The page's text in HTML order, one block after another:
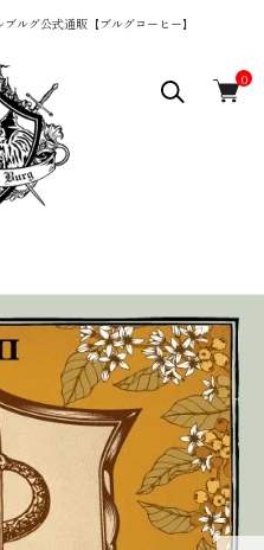
ルグ公式通販【ブルグコーヒー】
0